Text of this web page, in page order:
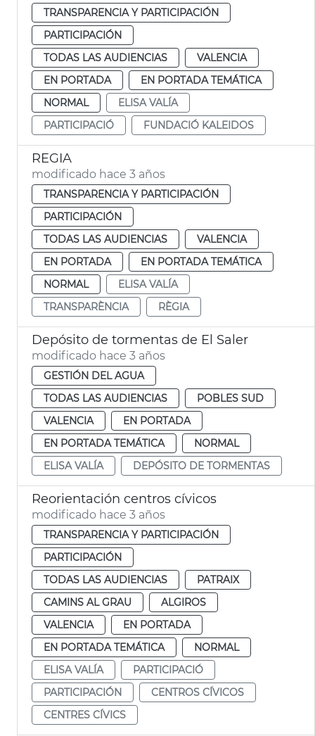
TRANSPARENCIA Y PARTICIPACIÓN
PARTICIPACIÓN
TODAS LAS AUDIENCIAS
VALENCIA
EN PORTADA
EN PORTADA TEMÁTICA
NORMAL
ELISA VALÍA
PARTICIPACIÓ
FUNDACIÓ KALEIDOS
REGIA
modificado hace 3 años
TRANSPARENCIA Y PARTICIPACIÓN
PARTICIPACIÓN
TODAS LAS AUDIENCIAS
VALENCIA
EN PORTADA
EN PORTADA TEMÁTICA
NORMAL
ELISA VALÍA
TRANSPARÈNCIA
RÈGIA
Depósito de tormentas de El Saler
modificado hace 3 años
GESTIÓN DEL AGUA
TODAS LAS AUDIENCIAS
POBLES SUD
VALENCIA
EN PORTADA
EN PORTADA TEMÁTICA
NORMAL
ELISA VALÍA
DEPÓSITO DE TORMENTAS
Reorientación centros cívicos
modificado hace 3 años
TRANSPARENCIA Y PARTICIPACIÓN
PARTICIPACIÓN
TODAS LAS AUDIENCIAS
PATRAIX
CAMINS AL GRAU
ALGIROS
VALENCIA
EN PORTADA
EN PORTADA TEMÁTICA
NORMAL
ELISA VALÍA
PARTICIPACIÓ
PARTICIPACIÓN
CENTROS CÍVICOS
CENTRES CÍVICS